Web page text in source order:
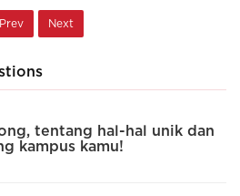
Prev Next
tentang hal-hal unik dan
kampus kamu!